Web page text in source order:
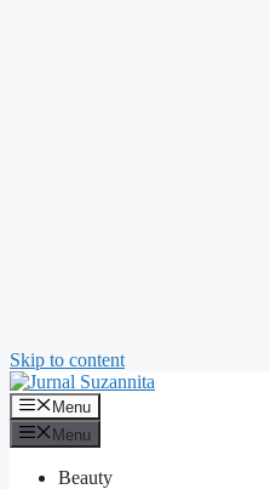
Skip to content
Menu
Menu
Beauty